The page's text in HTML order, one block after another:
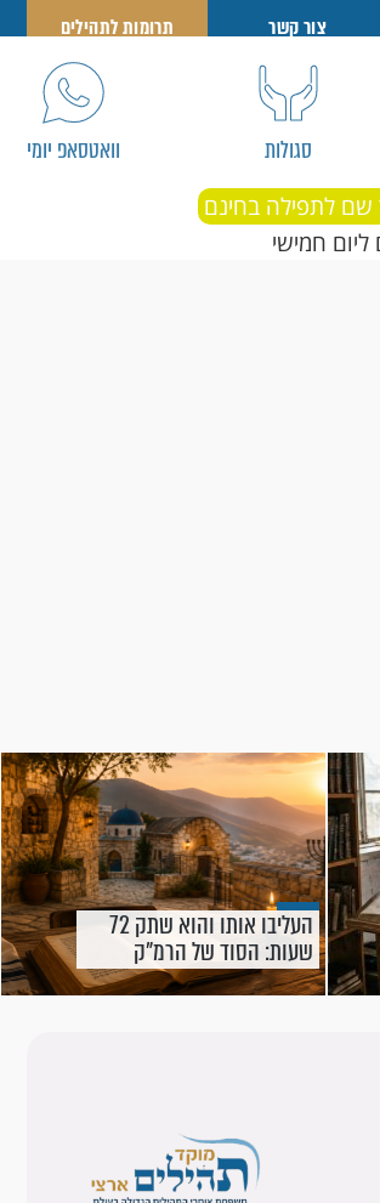
צור קשר תרומות לתהילים
סגולות וואטסאפ יומי
שם לתפילה בחינם
ליום חמישי
העליבו אותו והוא שתק 72
שעות: הסוד של הרמ"ק
שכולנו צריכים היום